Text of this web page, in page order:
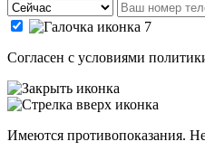
Cогласен с условиями
Имеются противопоказания.